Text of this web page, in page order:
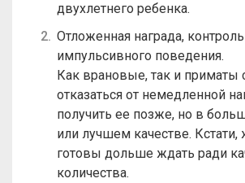
двухлетнего ребенка.
Отложенная награда, контроль
импульсивного поведения.
Как врановые, так и приматы
отказаться от немедленной
получить ее позже, но в
или лучшем качестве.
готовы дольше ждать ради
количества.